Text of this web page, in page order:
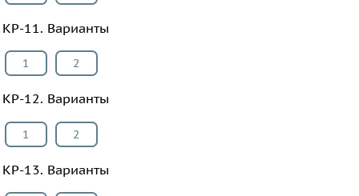
КР-11. Варианты
1 2
КР-12. Варианты
1 2
КР-13. Варианты